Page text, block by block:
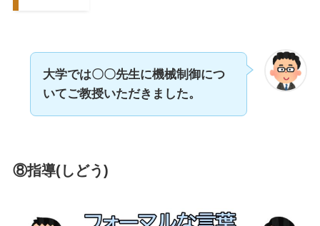
大学では〇〇先生に機械制御につ
いてご教授いただきました。
⑧指導(しどう)